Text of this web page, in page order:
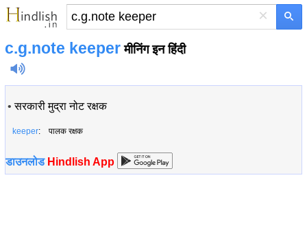
×
c.g.note keeper मीनिंग इन हिंदी
•सरकारी मुद्रा नोट रक्षक
keeper: पालक रक्षक
डाउनलोड Hindlish App